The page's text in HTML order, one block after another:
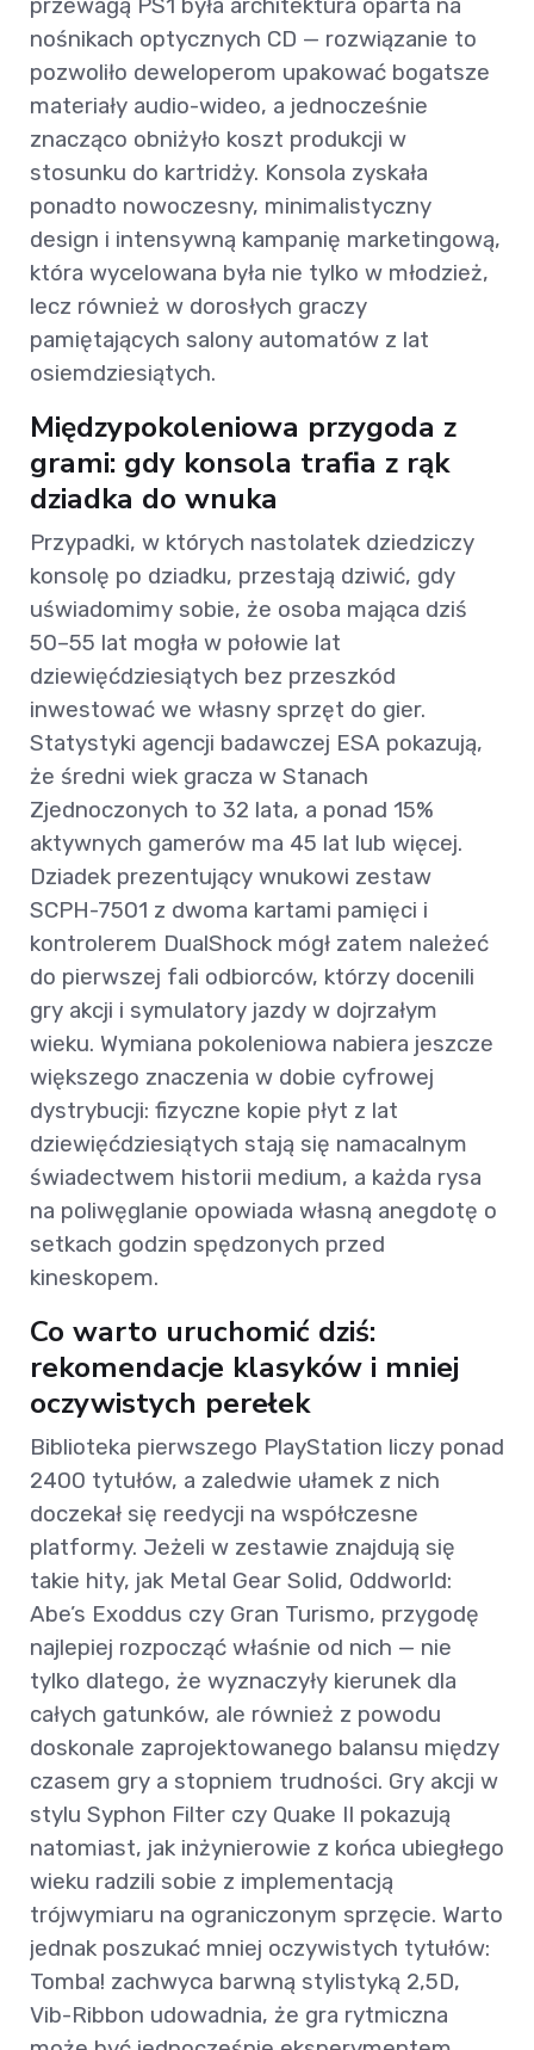
przewagą PS1 była architektura oparta na
nośnikach optycznych CD — rozwiązanie to
pozwoliło deweloperom upakować bogatsze
materiały audio-wideo, a jednocześnie
znacząco obniżyło koszt produkcji w
stosunku do kartridży. Konsola zyskała
ponadto nowoczesny, minimalistyczny
design i intensywną kampanię marketingową,
która wycelowana była nie tylko w młodzież,
lecz również w dorosłych graczy
pamiętających salony automatów z lat
osiemdziesiątych.
Międzypokoleniowa przygoda z
grami: gdy konsola trafia z rąk
dziadka do wnuka
Przypadki, w których nastolatek dziedziczy
konsolę po dziadku, przestają dziwić, gdy
uświadomimy sobie, że osoba mająca dziś
50–55 lat mogła w połowie lat
dziewięćdziesiątych bez przeszkód
inwestować we własny sprzęt do gier.
Statystyki agencji badawczej ESA pokazują,
że średni wiek gracza w Stanach
Zjednoczonych to 32 lata, a ponad 15%
aktywnych gamerów ma 45 lat lub więcej.
Dziadek prezentujący wnukowi zestaw
SCPH-7501 z dwoma kartami pamięci i
kontrolerem DualShock mógł zatem należeć
do pierwszej fali odbiorców, którzy docenili
gry akcji i symulatory jazdy w dojrzałym
wieku. Wymiana pokoleniowa nabiera jeszcze
większego znaczenia w dobie cyfrowej
dystrybucji: fizyczne kopie płyt z lat
dziewięćdziesiątych stają się namacalnym
świadectwem historii medium, a każda rysa
na poliwęglanie opowiada własną anegdotę o
setkach godzin spędzonych przed
kineskopem.
Co warto uruchomić dziś:
rekomendacje klasyków i mniej
oczywistych perełek
Biblioteka pierwszego PlayStation liczy ponad
2400 tytułów, a zaledwie ułamek z nich
doczekał się reedycji na współczesne
platformy. Jeżeli w zestawie znajdują się
takie hity, jak Metal Gear Solid, Oddworld:
Abe’s Exoddus czy Gran Turismo, przygodę
najlepiej rozpocząć właśnie od nich — nie
tylko dlatego, że wyznaczyły kierunek dla
całych gatunków, ale również z powodu
doskonale zaprojektowanego balansu między
czasem gry a stopniem trudności. Gry akcji w
stylu Syphon Filter czy Quake II pokazują
natomiast, jak inżynierowie z końca ubiegłego
wieku radzili sobie z implementacją
trójwymiaru na ograniczonym sprzęcie. Warto
jednak poszukać mniej oczywistych tytułów:
Tomba! zachwyca barwną stylistyką 2,5D,
Vib-Ribbon udowadnia, że gra rytmiczna